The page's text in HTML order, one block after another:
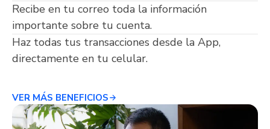
Recibe en tu correo toda la información
importante sobre tu cuenta.
Haz todas tus transacciones desde la App,
directamente en tu celular.
VER MÁS BENEFICIOS